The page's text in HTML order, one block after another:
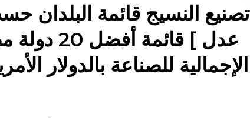
تصنيع النسيج قائمة البلدان
عدل ]
الإجمالية للصناعة بالدولار